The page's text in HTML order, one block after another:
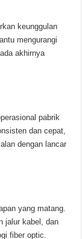
keunggulan
mengurangi
akhirnya
pabrik
dan cepat,
dengan lancar
yang matang.
jalur kabel, dan
fiber optic.